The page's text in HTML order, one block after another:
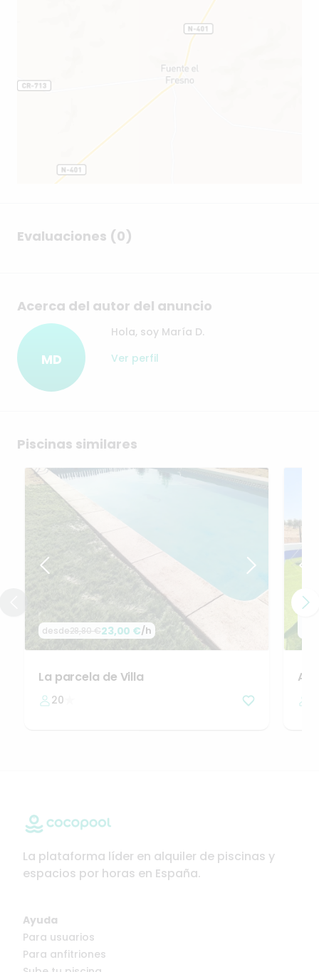
Evaluaciones (0)
Acerca del autor del anuncio
MD
Hola, soy María D.
Ver perfil
Piscinas similares
desde28,80 €23,00 €/h
La parcela de Villa
20
La plataforma líder en alquiler de piscinas y
espacios por horas en España.
Ayuda
Para usuarios
Para anfitriones